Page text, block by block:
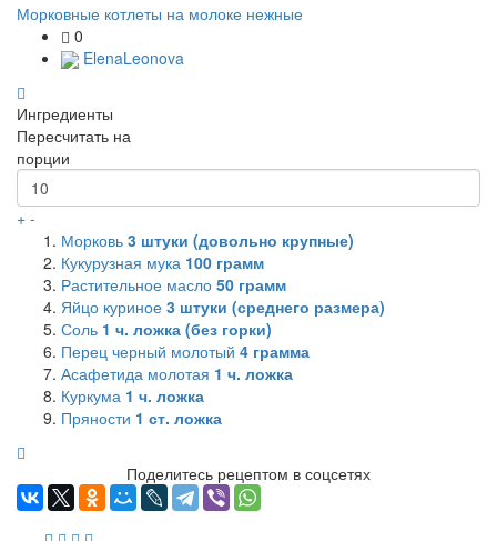
Морковные котлеты на молоке нежные
0
ElenaLeonova
Ингредиенты
Пересчитать на
порции
+ -
Морковь 3 штуки (довольно крупные)
Кукурузная мука 100 грамм
Растительное масло 50 грамм
Яйцо куриное 3 штуки (среднего размера)
Соль 1 ч. ложка (без горки)
Перец черный молотый 4 грамма
Асафетида молотая 1 ч. ложка
Куркума 1 ч. ложка
Пряности 1 ст. ложка
Поделитесь рецептом в соцсетях